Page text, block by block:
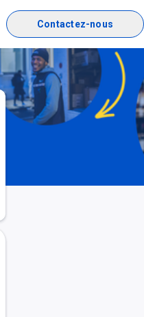
Contactez-nous